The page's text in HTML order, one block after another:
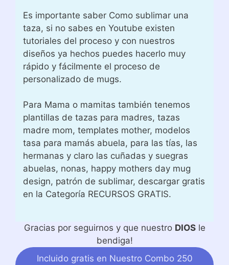
Es importante saber Como sublimar una
taza, si no sabes en Youtube existen
tutoriales del proceso y con nuestros
diseños ya hechos puedes hacerlo muy
rápido y fácilmente el proceso de
personalizado de mugs.
Para Mama o mamitas también tenemos
plantillas de tazas para madres, tazas
madre mom, templates mother, modelos
tasa para mamás abuela, para las tías, las
hermanas y claro las cuñadas y suegras
abuelas, nonas, happy mothers day mug
design, patrón de sublimar, descargar gratis
en la Categoría RECURSOS GRATIS.
Gracias por seguirnos y que nuestro DIOSle
bendiga!
Incluido gratis en Nuestro Combo 250